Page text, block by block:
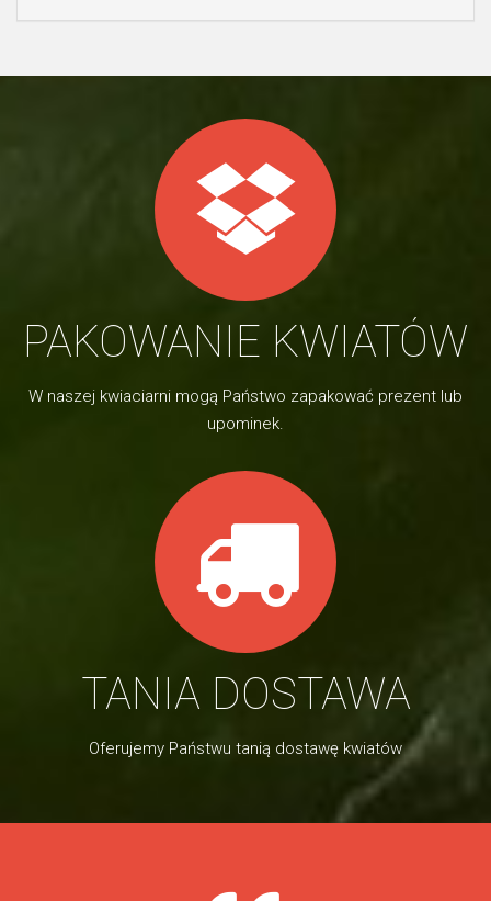
PAKOWANIE KWIATÓW
W naszej kwiaciarni mogą Państwo zapakować prezent lub
upominek.
TANIA DOSTAWA
Oferujemy Państwu tanią dostawę kwiatów